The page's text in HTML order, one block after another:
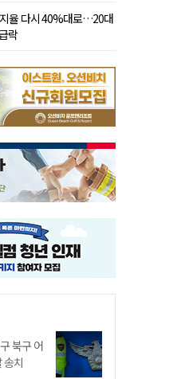
율 다시 40%대로…20대
락
북구 어
송치